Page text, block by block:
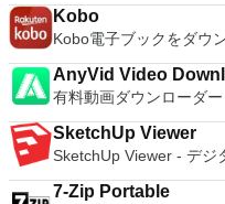
レーティングシステムのサポート。 USB
ト。 起動時にアプライ
ームページインターフ
セスできます。 VMware Playerは、Microsoft Virtual Server仮
想マシンまたは
Kobo
Kobo電子ブックをダウ
AnyVid Video
有料動画ダウンローダー
SketchUp Viewer
SketchUp Viewer - デジ
7-Zip Portable